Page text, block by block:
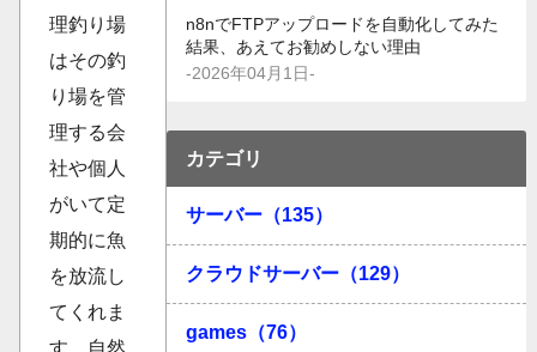
理釣り場
はその釣
り場を管
理する会
社や個人
がいて定
期的に魚
を放流し
てくれま
す。自然
n8nでFTPアップロードを自動化してみた
結果、あえてお勧めしない理由
-2026年04月1日-
カテゴリ
サーバー（135）
クラウドサーバー（129）
games（76）